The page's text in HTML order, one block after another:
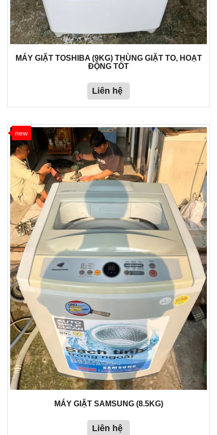
MÁY GIẶT TOSHIBA (9KG) THÙNG GIẶT TO, HOẠT
ĐỘNG TỐT
Liên hệ
new
MÁY GIẶT SAMSUNG (8.5KG)
Liên hệ